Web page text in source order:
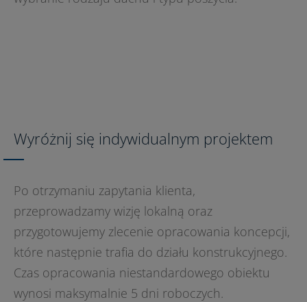
Wyróżnij się indywidualnym projektem
Po otrzymaniu zapytania klienta,
przeprowadzamy wizję lokalną oraz
przygotowujemy zlecenie opracowania koncepcji,
które następnie trafia do działu konstrukcyjnego.
Czas opracowania niestandardowego obiektu
wynosi maksymalnie 5 dni roboczych.